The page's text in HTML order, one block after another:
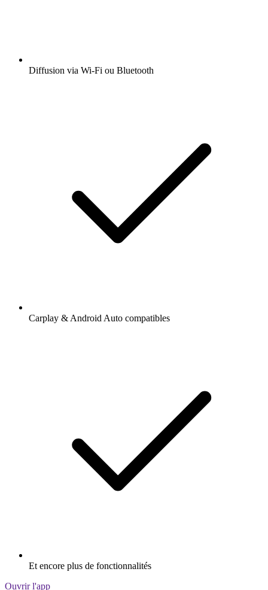
Diffusion via Wi-Fi ou Bluetooth
Carplay & Android Auto compatibles
Et encore plus de fonctionnalités
Ouvrir l'app